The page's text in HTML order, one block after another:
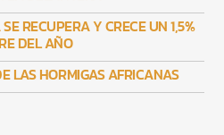
RECUPERA Y CRECE UN 1,5%
DEL AÑO
LAS HORMIGAS AFRICANAS